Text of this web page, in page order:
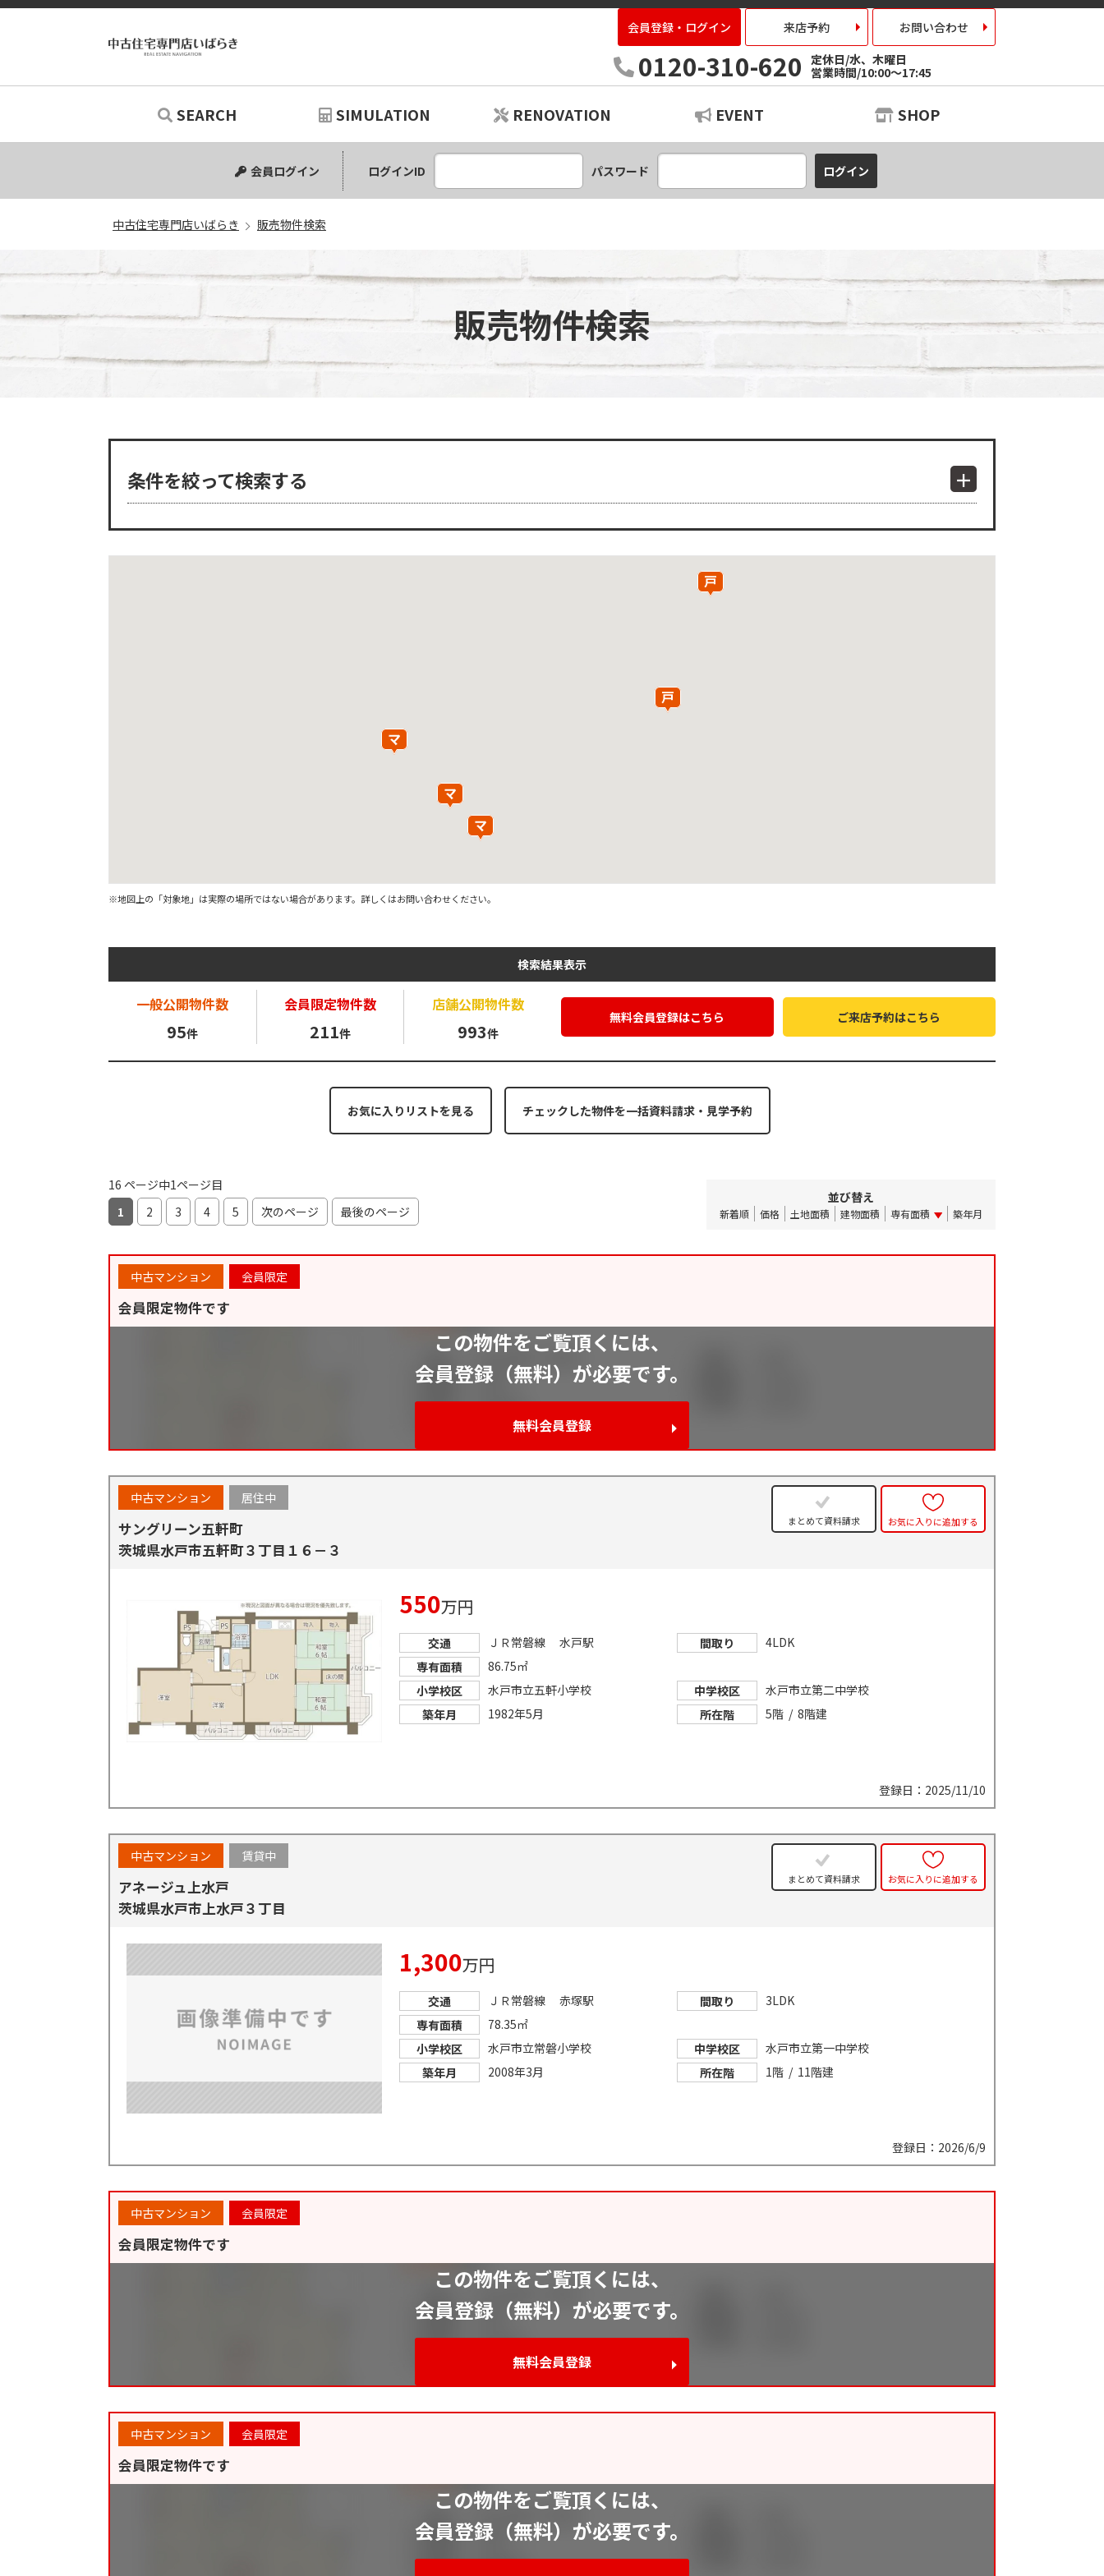
会員登録・ログイン 来店予約 お問い合わせ
0120-310-620 定休日/水、木曜日
営業時間/10:00～17:45
SEARCH
中古一戸建て
中古マンション
土地
新築一戸建て
SIMULATION
シミュレーション
リノベーションプラン
RENOVATION EVENT SHOP
会員ログイン ログインID パスワード
中古住宅専門店いばらき 販売物件検索
販売物件検索
条件を絞って検索する
※地図上の「対象地」は実際の場所ではない場合があります。詳しくはお問い合わせください。
検索結果表示
一般公開物件数
95件
会員限定物件数
211件
店舗公開物件数
993件
無料会員登録はこちら ご来店予約はこちら
お気に入りリストを見る
16 ページ中1ページ目
1
2 3 4 5 次のページ 最後のページ
並び替え
新着順 価格 土地面積 建物面積 専有面積 築年月
中古マンション 会員限定
会員限定物件です
この物件をご覧頂くには、
会員登録（無料）が必要です。
無料会員登録
中古マンション 居住中
サングリーン五軒町
茨城県水戸市五軒町３丁目１６－３
まとめて資料請求 お気に入りに追加する
550万円
交通 ＪＲ常磐線 水戸駅 間取り
4LDK
専有面積
86.75㎡
小学校区
水戸市立五軒小学校 中学校区
水戸市立第二中学校
築年月
1982年5月 所在階 5階 / 8階建
登録日：2025/11/10
中古マンション 賃貸中
アネージュ上水戸
茨城県水戸市上水戸３丁目
まとめて資料請求 お気に入りに追加する
1,300万円
交通 ＪＲ常磐線 赤塚駅 間取り
3LDK
専有面積
78.35㎡
小学校区
水戸市立常磐小学校 中学校区
水戸市立第一中学校
築年月
2008年3月 所在階 1階 / 11階建
登録日：2026/6/9
中古マンション 会員限定
会員限定物件です
この物件をご覧頂くには、
会員登録（無料）が必要です。
無料会員登録
中古マンション 会員限定
会員限定物件です
この物件をご覧頂くには、
会員登録（無料）が必要です。